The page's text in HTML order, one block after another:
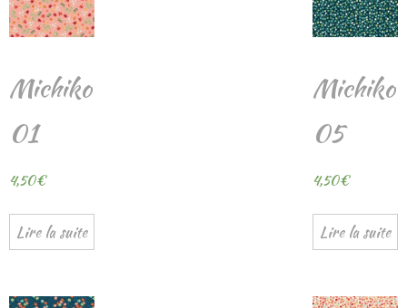
Michiko
01
4,50€
Lire la suite
Michiko
05
4,50€
Lire la suite